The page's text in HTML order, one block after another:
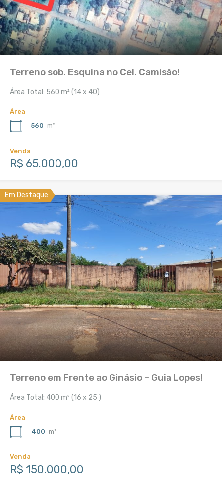
Terreno sob. Esquina no Cel. Camisão!
Área Total: 560 m² (14 x 40)
Área
560 m²
Venda
R$ 65.000,00
Em Destaque
Terreno em Frente ao Ginásio – Guia Lopes!
Área Total: 400 m² (16 x 25 )
Área
400 m²
Venda
R$ 150.000,00